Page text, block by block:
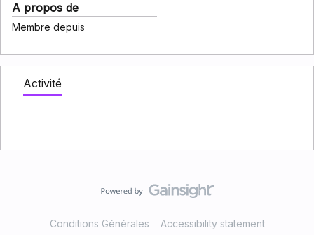
A propos de
Membre depuis
Activité
Conditions Générales Accessibility statement